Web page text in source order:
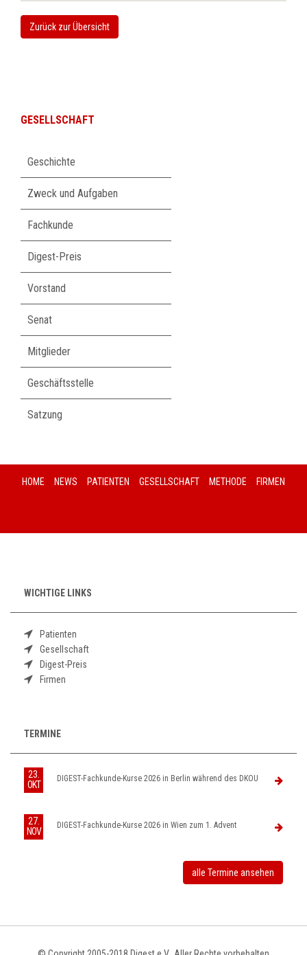
Zurück zur Übersicht
GESELLSCHAFT
überspringen
Geschichte
Zweck und Aufgaben
Fachkunde
Digest-Preis
Vorstand
Senat
Mitglieder
Geschäftsstelle
Satzung
HOME NEWS PATIENTEN GESELLSCHAFT METHODE FIRMEN
WICHTIGE LINKS
Patienten
Gesellschaft
Digest-Preis
Firmen
TERMINE
23.
OKT
DIGEST-Fachkunde-Kurse 2026 in Berlin während des DKOU
27.
NOV
DIGEST-Fachkunde-Kurse 2026 in Wien zum 1. Advent
alle Termine ansehen